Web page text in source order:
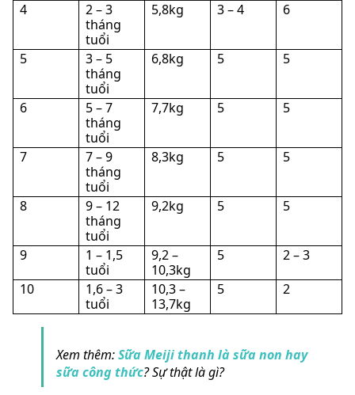
4
2 – 3
tháng
tuổi
5,8kg 3 – 4 6
5
3 – 5
tháng
tuổi
6,8kg 5 5
6
5 – 7
tháng
tuổi
7,7kg 5 5
7
7 – 9
tháng
tuổi
8,3kg 5 5
8
9 – 12
tháng
tuổi
9,2kg 5 5
9
1 – 1,5
tuổi
9,2 –
10,3kg
5
2 – 3
10
1,6 – 3
tuổi
10,3 –
13,7kg
5 2
Xem thêm:Sữa Meiji thanh là sữa non hay
sữa công thức? Sự thật là gì?